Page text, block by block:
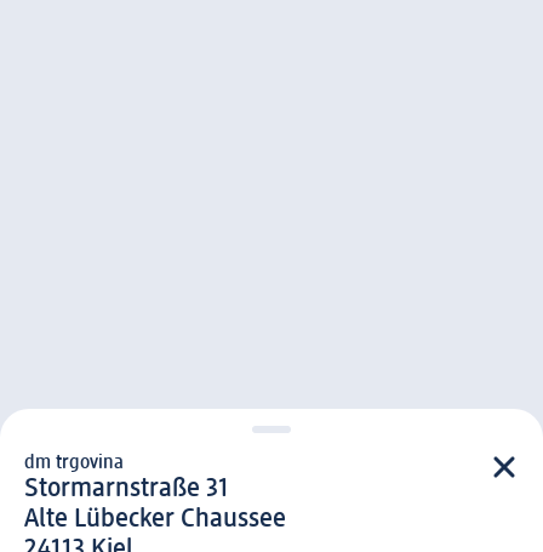
d m trgovina
dm trgovina
Stormarnstraße 31
Alte Lübecker Chaussee